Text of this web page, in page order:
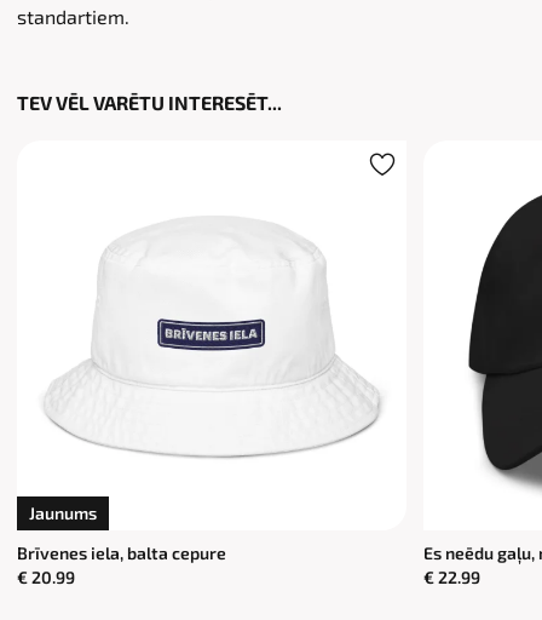
standartiem.
TEV VĒL VARĒTU INTERESĒT...
Jaunums
Brīvenes iela, balta cepure
€ 20.99
Es neēdu
€ 22.99